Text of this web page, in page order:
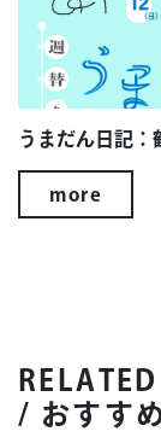
うまだん日記：
more
/ おすす